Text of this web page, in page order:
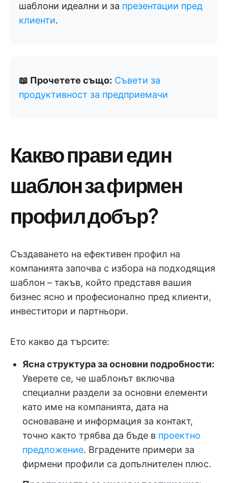
шаблони идеални и за презентации пред
клиенти.
📖 Прочетете също: Съвети за
продуктивност за предприемачи
Какво прави един
шаблон за фирмен
профил добър?
Създаването на ефективен профил на
компанията започва с избора на подходящия
шаблон – такъв, който представя вашия
бизнес ясно и професионално пред клиенти,
инвеститори и партньори.
Ето какво да търсите:
Ясна структура за основни подробности:
Уверете се, че шаблонът включва
специални раздели за основни елементи
като име на компанията, дата на
основаване и информация за контакт,
точно както трябва да бъде в проектно
предложение. Вградените примери за
фирмени профили са допълнителен плюс.